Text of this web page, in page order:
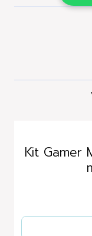
Kit Gamer